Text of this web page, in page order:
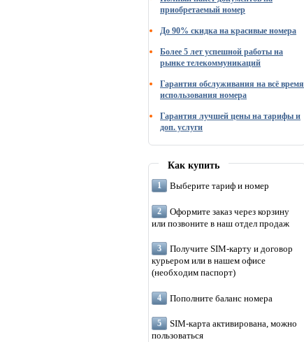
приобретаемый номер
До 90% скидка на красивые номера
Более 5 лет успешной работы на
рынке телекоммуникаций
Гарантия обслуживания на всё время
использования номера
Гарантия лучшей цены на тарифы и
доп. услуги
Как купить
Выберите тариф и номер
Оформите заказ через корзину
или позвоните в наш отдел продаж
Получите SIM-карту и договор
курьером или в нашем офисе
(необходим паспорт)
Пополните баланс номера
SIM-карта активирована, можно
пользоваться